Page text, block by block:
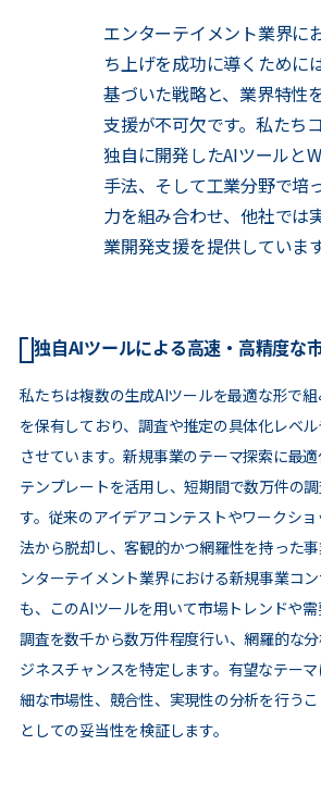
エンターテイメント業界に
ち上げを成功に導くために
基づいた戦略と、業界特性
支援が不可欠です。私たち
独自に開発したAIツールと
手法、そして工業分野で培
力を組み合わせ、他社では
業開発支援を提供しています
独自AIツールによる高速・高精度な
私たちは複数の生成AIツールを最適な形で
を保有しており、調査や推定の具体化レベ
させています。新規事業のテーマ探索に最
テンプレートを活用し、短期間で数万件の
す。従来のアイデアコンテストやワークシ
法から脱却し、客観的かつ網羅性を持った
ンターテイメント業界における新規事業コ
も、このAIツールを用いて市場トレンドや
調査を数千から数万件程度行い、網羅的な
ジネスチャンスを特定します。有望なテー
細な市場性、競合性、実現性の分析を行う
としての妥当性を検証します。